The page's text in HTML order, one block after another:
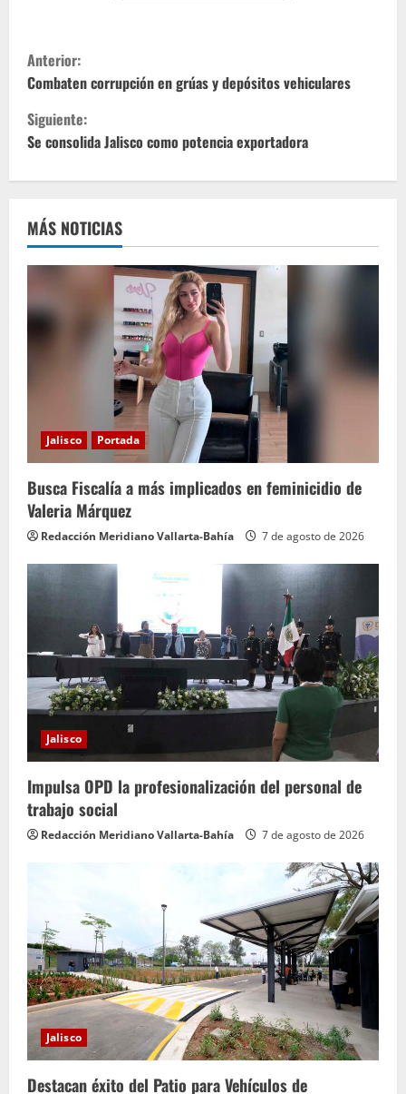
S
i
g
l
e
y
e
n
o
Anterior:
Combaten corrupción en grúas y depósitos vehiculares
Siguiente:
Se consolida Jalisco como potencia exportadora
MÁS NOTICIAS
Jalisco Portada
Busca Fiscalía a más implicados en feminicidio de
Valeria Márquez
Redacción Meridiano Vallarta-Bahía 7 de agosto de 2026
Jalisco
Impulsa OPD la profesionalización del personal de
trabajo social
Redacción Meridiano Vallarta-Bahía 7 de agosto de 2026
Jalisco
Destacan éxito del Patio para Vehículos de